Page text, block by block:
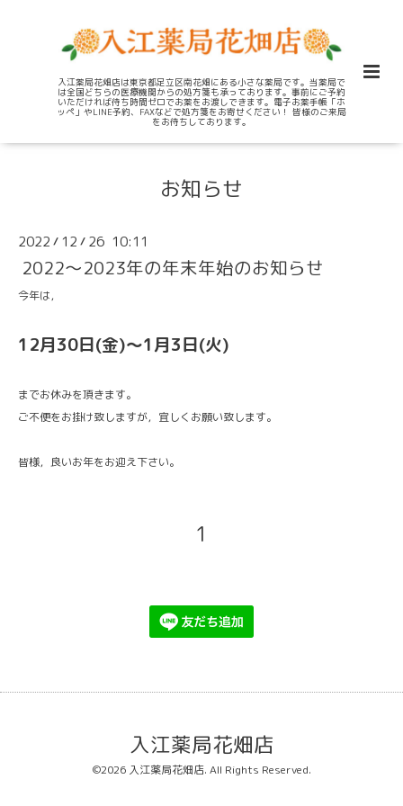
入江薬局花畑店は東京都足立区南花畑にある小さな薬局です。当薬局で
は全国どちらの医療機関からの処方箋も承っております。事前にご予約
いただければ待ち時間ゼロでお薬をお渡しできます。電子お薬手帳「ホ
ッペ」やLINE予約、FAXなどで処方箋をお寄せください！ 皆様のご来局
をお待ちしております。
お知らせ
2022 / 12 / 26 10:11
2022～2023年の年末年始のお知らせ
今年は，
12月30日(金)～1月3日(火)
までお休みを頂きます。
ご不便をお掛け致しますが，宜しくお願い致します。
皆様，良いお年をお迎え下さい。
1
入江薬局花畑店
©2026 入江薬局花畑店. All Rights Reserved.